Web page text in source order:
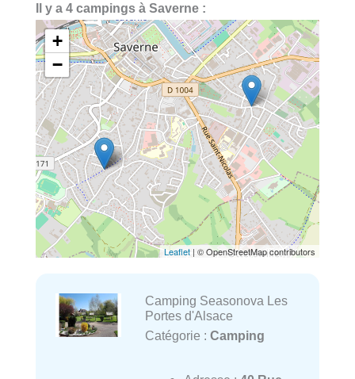
Il y a 4 campings à Saverne :
+
−
Leaflet | © OpenStreetMap contributors
Camping Seasonova Les
Portes d'Alsace
Catégorie : Camping